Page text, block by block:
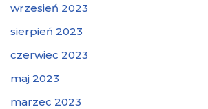
wrzesień 2023
sierpień 2023
czerwiec 2023
maj 2023
marzec 2023